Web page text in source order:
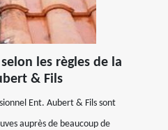
les règles de la
& Fils
Ent. Aubert & Fils sont
auprès de beaucoup de